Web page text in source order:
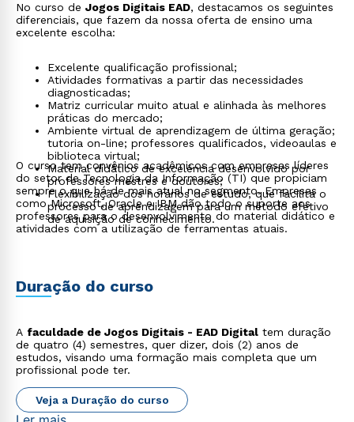
No curso de Jogos Digitais EAD, destacamos os seguintes
diferenciais, que fazem da nossa oferta de ensino uma
excelente escolha:
Excelente qualificação profissional;
Atividades formativas a partir das necessidades
diagnosticadas;
Matriz curricular muito atual e alinhada às melhores
práticas do mercado;
Ambiente virtual de aprendizagem de última geração;
tutoria on-line; professores qualificados, videoaulas e
biblioteca virtual;
Material didático de excelência desenvolvido por
professores mestres e doutores;
Flexibilização dos horários de estudo, que facilita o
processo de aprendizagem para um método efetivo
de aquisição de conhecimento.
O curso tem convênios acadêmicos com empresas líderes
do setor de Tecnologia da Informação (TI) que propiciam
sempre o que há de mais atual no segmento. Empresas
como Microsoft, Oracle e IBM dão todo o suporte aos
professores para o desenvolvimento do material didático e
atividades com a utilização de ferramentas atuais.
Duração do curso
A faculdade de Jogos Digitais - EAD Digital tem duração
de quatro (4) semestres, quer dizer, dois (2) anos de
estudos, visando uma formação mais completa que um
profissional pode ter.
Veja a Duração do curso
Rápido e fácil
WhatsApp
ou